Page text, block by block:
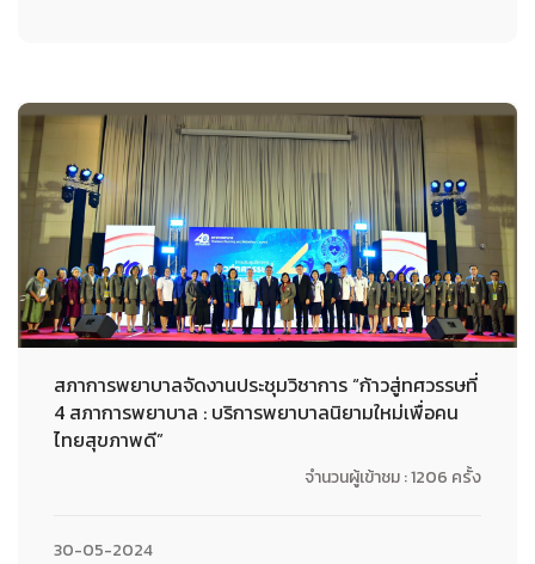
สภาการพยาบาลจัดงานประชุมวิชาการ “ก้าวสู่ทศวรรษที่
4 สภาการพยาบาล : บริการพยาบาลนิยามใหม่เพื่อคน
ไทยสุขภาพดี”
จำนวนผู้เข้าชม : 1206 ครั้ง
30-05-2024